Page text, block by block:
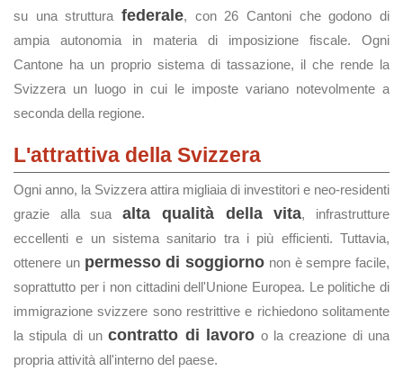
su una struttura federale, con 26 Cantoni che godono di
ampia autonomia in materia di imposizione fiscale. Ogni
Cantone ha un proprio sistema di tassazione, il che rende la
Svizzera un luogo in cui le imposte variano notevolmente a
seconda della regione.
L'attrattiva della Svizzera
Ogni anno, la Svizzera attira migliaia di investitori e neo-residenti
grazie alla suaalta qualità della vita, infrastrutture
eccellenti e un sistema sanitario tra i più efficienti. Tuttavia,
ottenere un permesso di soggiorno non è sempre facile,
soprattutto per i non cittadini dell'Unione Europea. Le politiche di
immigrazione svizzere sono restrittive e richiedono solitamente
la stipula di uncontratto di lavoro o la creazione di una
propria attività all'interno del paese.